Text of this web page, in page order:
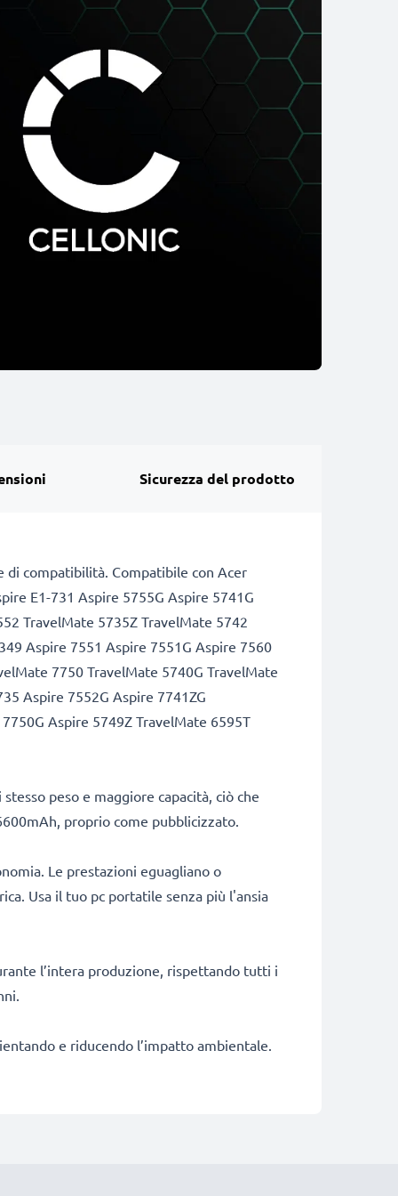
Sicurezza del prodotto
compatibilità. Compatibile con Acer
E1-731 Aspire 5755G Aspire 5741G
TravelMate 5735Z TravelMate 5742
Aspire 7551 Aspire 7551G Aspire 7560
7750 TravelMate 5740G TravelMate
Aspire 7552G Aspire 7741ZG
Aspire 5749Z TravelMate 6595T
peso e maggiore capacità, ciò che
proprio come pubblicizzato.
Le prestazioni eguagliano o
Usa il tuo pc portatile senza più l'ansia
l’intera produzione, rispettando tutti i
e riducendo l’impatto ambientale.